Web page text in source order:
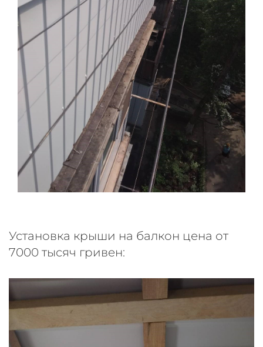
Установка крыши на балкон цена от
7000 тысяч гривен: